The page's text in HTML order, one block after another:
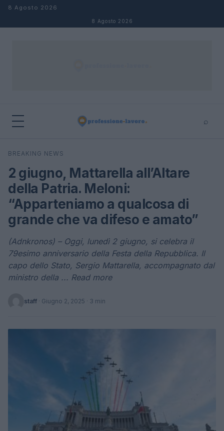
Salta al contenuto
8 Agosto 2026
8 Agosto 2026
⌕
Cerca
BREAKING NEWS
2 giugno, Mattarella all’Altare
della Patria. Meloni:
“Apparteniamo a qualcosa di
grande che va difeso e amato”
(Adnkronos) – Oggi, lunedì 2 giugno, si celebra il
79esimo anniversario della Festa della Repubblica. Il
capo dello Stato, Sergio Mattarella, accompagnato dal
ministro della ... Read more
staff · Giugno 2, 2025 · 3 min